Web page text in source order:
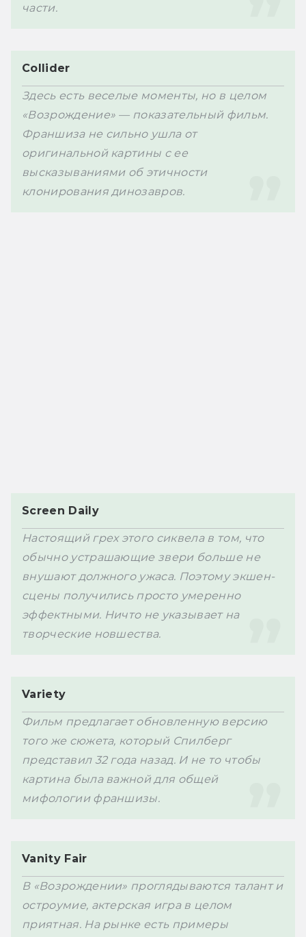
части.
Collider
Здесь есть веселые моменты, но в целом
«Возрождение» — показательный фильм.
Франшиза не сильно ушла от
оригинальной картины с ее
высказываниями об этичности
клонирования динозавров.
Screen Daily
Настоящий грех этого сиквела в том, что
обычно устрашающие звери больше не
внушают должного ужаса. Поэтому экшен-
сцены получились просто умеренно
эффектными. Ничто не указывает на
творческие новшества.
Variety
Фильм предлагает обновленную версию
того же сюжета, который Спилберг
представил 32 года назад. И не то чтобы
картина была важной для общей
мифологии франшизы.
Vanity Fair
В «Возрождении» проглядываются талант и
остроумие, актерская игра в целом
приятная. На рынке есть примеры